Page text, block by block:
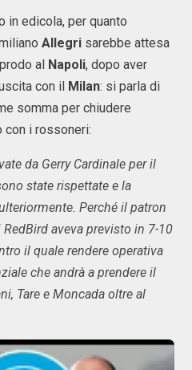
in edicola, per quanto
Allegri sarebbe attesa
al Napoli, dopo aver
con il Milan: si parla di
somma per chiudere
con i rossoneri:
da Gerry Cardinale per il
state rispettate e la
Perché il patron
aveva previsto in 7-10
il quale rendere operativa
che andrà a prendere il
Tare e Moncada oltre al